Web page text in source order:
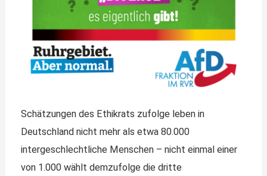
Schätzungen des Ethikrats zufolge leben in
Deutschland nicht mehr als etwa 80.000
intergeschlechtliche Menschen – nicht einmal einer
von 1.000 wählt demzufolge die dritte